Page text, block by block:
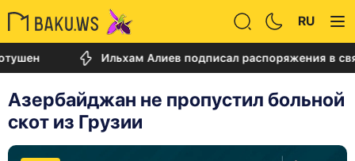
RU
Ильхам Алиев подписал распоряжения в связи с
Азербайджан не пропустил больной
скот из Грузии